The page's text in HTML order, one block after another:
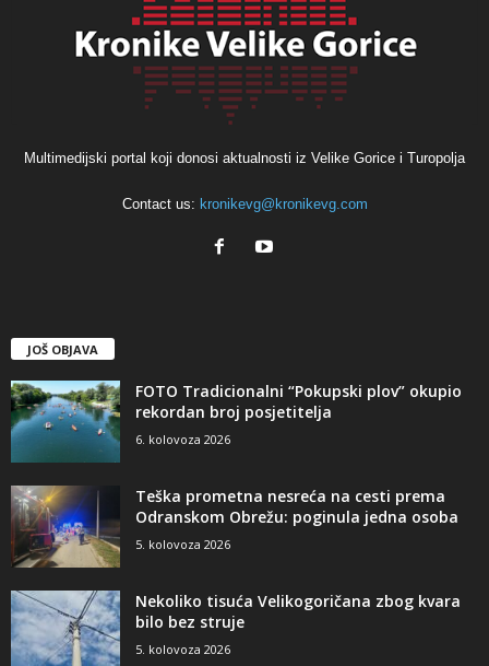
Multimedijski portal koji donosi aktualnosti iz Velike Gorice i Turopolja
Contact us: kronikevg@kronikevg.com
JOŠ OBJAVA
FOTO Tradicionalni “Pokupski plov” okupio
rekordan broj posjetitelja
6. kolovoza 2026
Teška prometna nesreća na cesti prema
Odranskom Obrežu: poginula jedna osoba
5. kolovoza 2026
Nekoliko tisuća Velikogoričana zbog kvara
bilo bez struje
5. kolovoza 2026